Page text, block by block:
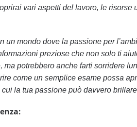
vari aspetti del lavoro, le risorse
un mondo dove la passione per
preziose che non solo ti
ma potrebbero anche farti sorridere
come un semplice esame possa
la tua passione può davvero